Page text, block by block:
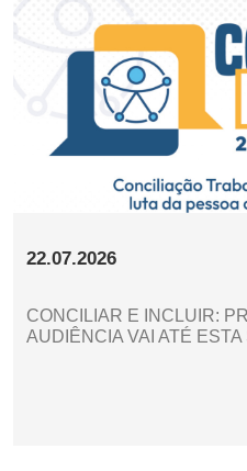
22.07.2026
CONCILIAR E INCLUIR:
AUDIÊNCIA VAI ATÉ